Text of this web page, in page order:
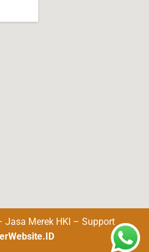
Jasa Merek HKI – Support